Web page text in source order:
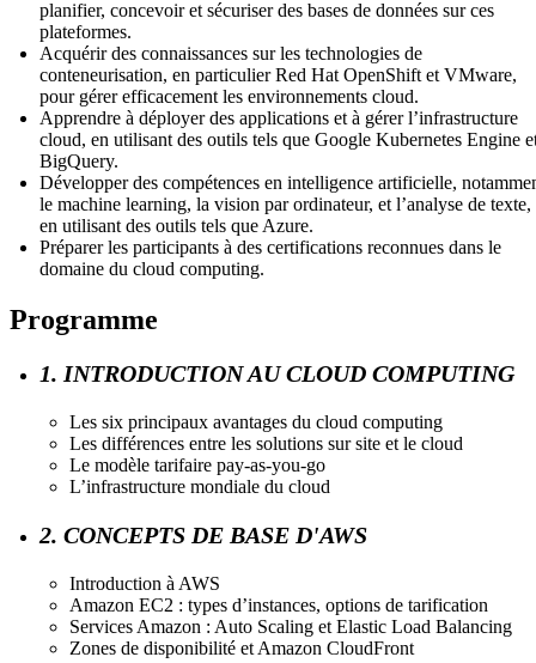
planifier, concevoir et sécuriser des bases de données sur ces
plateformes.
Acquérir des connaissances sur les technologies de
conteneurisation, en particulier Red Hat OpenShift et VMware,
pour gérer efficacement les environnements cloud.
Apprendre à déployer des applications et à gérer l’infrastructure
cloud, en utilisant des outils tels que Google Kubernetes Engine
BigQuery.
Développer des compétences en intelligence artificielle,
le machine learning, la vision par ordinateur, et l’analyse de texte,
en utilisant des outils tels que Azure.
Préparer les participants à des certifications reconnues dans le
domaine du cloud computing.
Programme
1. INTRODUCTION AU CLOUD COMPUTING
Les six principaux avantages du cloud computing
Les différences entre les solutions sur site et le cloud
Le modèle tarifaire pay-as-you-go
L’infrastructure mondiale du cloud
2. CONCEPTS DE BASE D'AWS
Introduction à AWS
Amazon EC2 : types d’instances, options de tarification
Services Amazon : Auto Scaling et Elastic Load Balancing
Zones de disponibilité et Amazon CloudFront